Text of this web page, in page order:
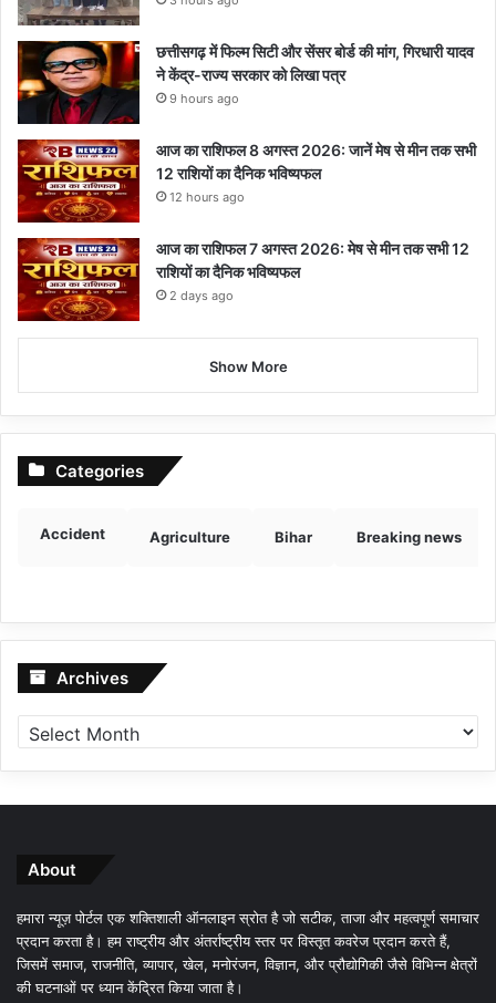
छत्तीसगढ़ में फिल्म सिटी और सेंसर बोर्ड की मांग, गिरधारी यादव
ने केंद्र-राज्य सरकार को लिखा पत्र
9 hours ago
आज का राशिफल 8 अगस्त 2026: जानें मेष से मीन तक सभी
12 राशियों का दैनिक भविष्यफल
12 hours ago
आज का राशिफल 7 अगस्त 2026: मेष से मीन तक सभी 12
राशियों का दैनिक भविष्यफल
2 days ago
Show More
Categories
Accident Agriculture Bihar Breaking news
Archives Archives
About
हमारा न्यूज़ पोर्टल एक शक्तिशाली ऑनलाइन स्रोत है जो सटीक, ताजा और महत्वपूर्ण समाचार
प्रदान करता है। हम राष्ट्रीय और अंतर्राष्ट्रीय स्तर पर विस्तृत कवरेज प्रदान करते हैं,
जिसमें समाज, राजनीति, व्यापार, खेल, मनोरंजन, विज्ञान, और प्रौद्योगिकी जैसे विभिन्न क्षेत्रों
की घटनाओं पर ध्यान केंद्रित किया जाता है।